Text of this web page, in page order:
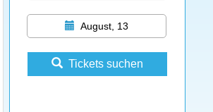
August, 13
Tickets suchen